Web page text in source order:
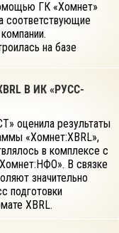
ГК «Хомнет»
соответствующие
на базе
В ИК «РУСС-
оценила результаты
«Хомнет:XBRL»,
в комплексе с
В связке
значительно
подготовки
XBRL.